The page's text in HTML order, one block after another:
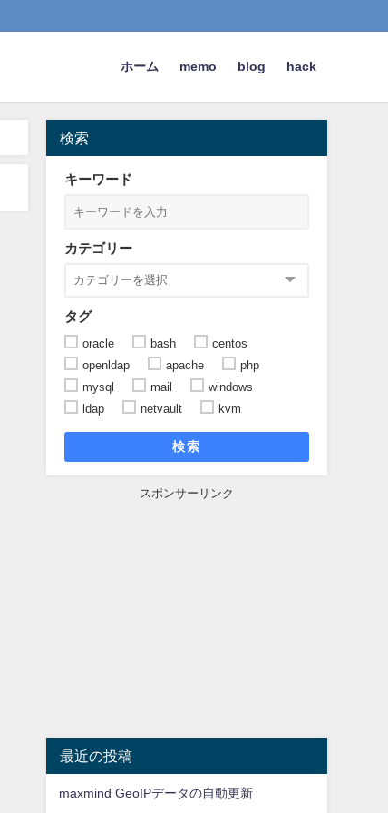
ホーム memo blog hack
検索
キーワード
カテゴリー
タグ
oracle bash
centos
openldap
apache
php
mysql
mail
windows
ldap
netvault kvm
検索
スポンサーリンク
最近の投稿
maxmind GeoIPデータの自動更新